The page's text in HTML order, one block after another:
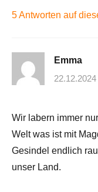
5 Antworten auf
Emma
Wir labern immer
Welt was ist mit
Gesindel endlich
unser Land.